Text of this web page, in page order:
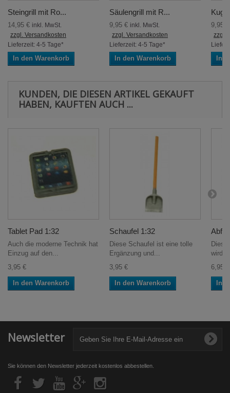
Steingrill mit Ro...
14,95 € inkl. MwSt.
zzgl. Versandkosten
Lieferzeit: 4-5 Tage*
In den Warenkorb
Säulengrill mit R...
9,95 € inkl. MwSt.
zzgl. Versandkosten
Lieferzeit: 4-5 Tage*
In den Warenkorb
9,95
zzgl.
In
KUNDEN, DIE DIESEN ARTIKEL GEKAUFT
HABEN, KAUFTEN AUCH ...
Tablet Pad 1:32
Auch die moderne Technik hat
Einzug auf den...
3,95 €
In den Warenkorb
Schaufel 1:32
Diese Schaufel ist eine tolle
Ergänzung und...
3,95 €
In den Warenkorb
wird
6,95 €
In
Newsletter
Sie können den Newsletter jederzeit kostenlos abbestellen.